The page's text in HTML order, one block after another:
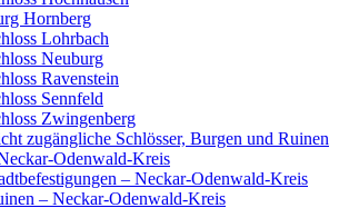
Hornberg
Lohrbach
Neuburg
Ravenstein
Sennfeld
Zwingenberg
zugängliche Schlösser, Burgen und Ruinen
Odenwald-Kreis
– Neckar-Odenwald-Kreis
– Neckar-Odenwald-Kreis